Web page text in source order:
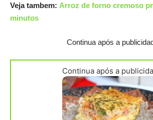
Veja tambem: Arroz de forno cremoso
minutos
Continua após a
Continua após a